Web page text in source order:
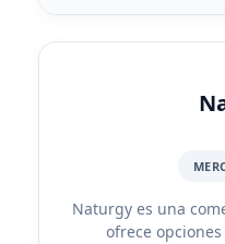
Naturgy es una
ofrece